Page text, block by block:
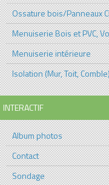
Ossature bois/Panneaux
Menuiserie Bois et PVC,
Menuiserie intérieure
Isolation (Mur, Toit,
INTERACTIF
Album photos
Contact
Sondage